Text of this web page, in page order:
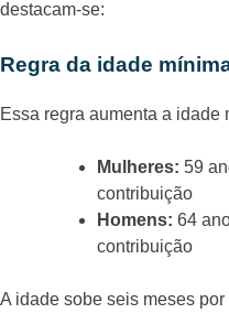
destacam-se:
Regra da idade
Essa regra aumenta a idade
Mulheres: 59
contribuição
Homens: 64
contribuição
A idade sobe seis meses